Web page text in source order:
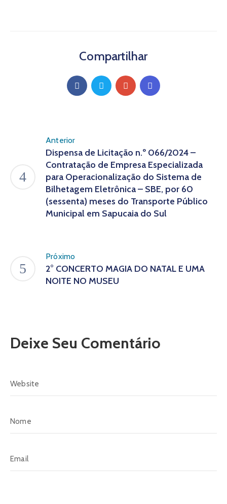
Compartilhar
Anterior
Dispensa de Licitação n.º 066/2024 –
Contratação de Empresa Especializada
para Operacionalização do Sistema de
Bilhetagem Eletrônica – SBE, por 60
(sessenta) meses do Transporte Público
Municipal em Sapucaia do Sul
Próximo
2° CONCERTO MAGIA DO NATAL E UMA
NOITE NO MUSEU
Deixe Seu Comentário